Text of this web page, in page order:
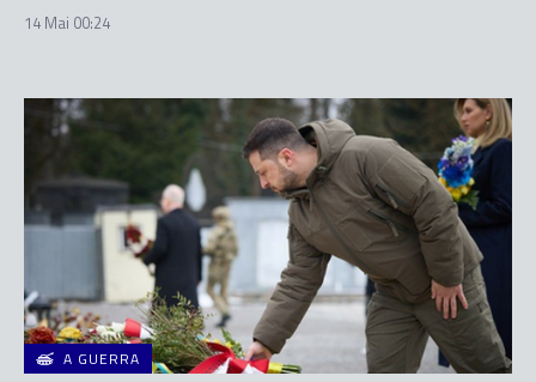
14 Mai 00:24
A GUERRA